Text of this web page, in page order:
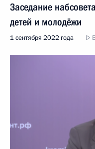
Заседание
детей и молодёжи
1 сентября 2022 года